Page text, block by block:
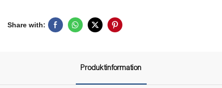
Share with:
Produktinformation